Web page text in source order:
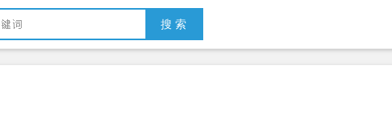
搜 索